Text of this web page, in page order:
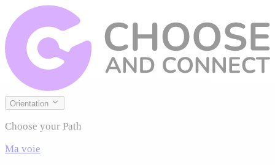
Orientation
Choose your Path
Ma voie